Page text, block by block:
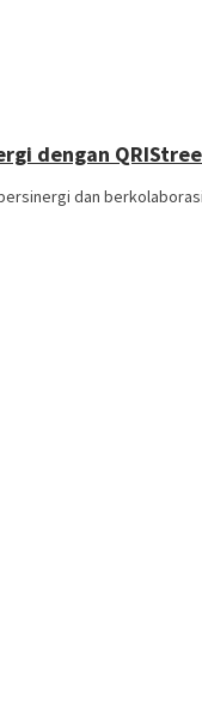
dengan
bersinergi dan